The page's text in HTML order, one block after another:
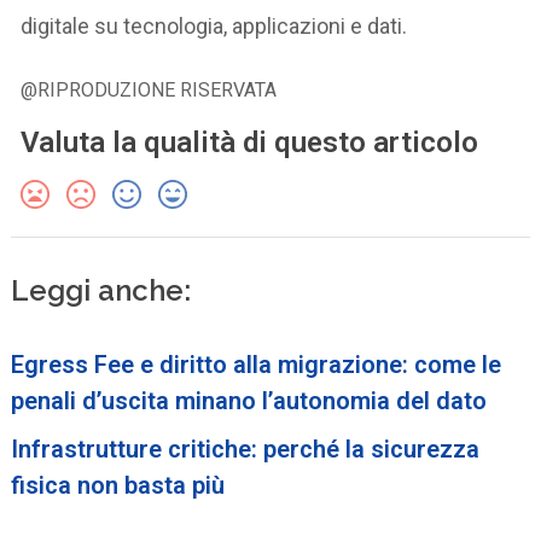
digitale su tecnologia, applicazioni e dati.
@RIPRODUZIONE RISERVATA
Valuta la qualità di questo articolo
Leggi anche:
Egress Fee e diritto alla migrazione: come le
penali d’uscita minano l’autonomia del dato
Infrastrutture critiche: perché la sicurezza
fisica non basta più